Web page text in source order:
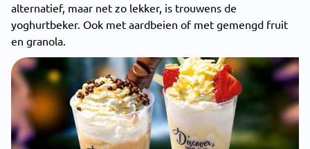
alternatief, maar net zo lekker, is trouwens de
yoghurtbeker. Ook met aardbeien of met gemengd fruit
en granola.